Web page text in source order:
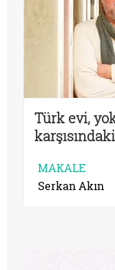
Türk evi,
MAKALE
Serkan Akın